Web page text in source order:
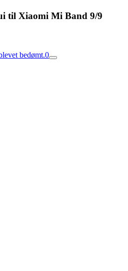
til Xiaomi Mi Band 9/9
bedømt.0